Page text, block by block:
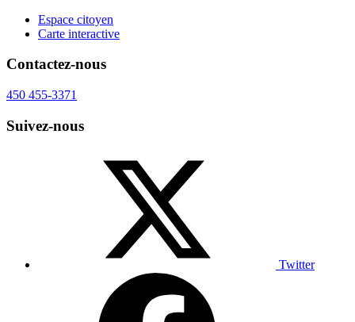
Espace citoyen
Carte interactive
Contactez-nous
450 455-3371
Suivez-nous
Twitter